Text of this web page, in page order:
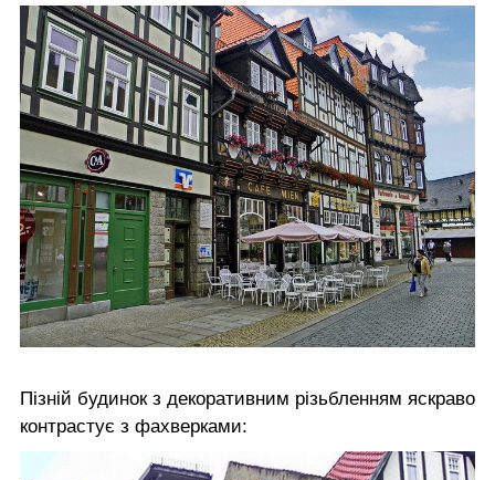
Пізній будинок з декоративним різьбленням яскраво
контрастує з фахверками: